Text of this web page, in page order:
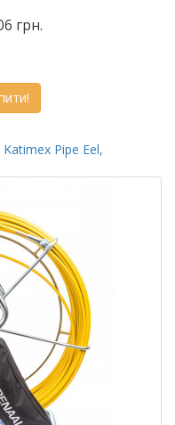
грн.
Pipe Eel,